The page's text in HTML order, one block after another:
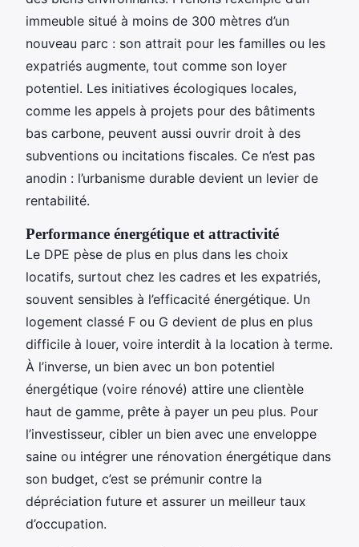
immeuble situé à moins de 300 mètres d’un
nouveau parc : son attrait pour les familles ou les
expatriés augmente, tout comme son loyer
potentiel. Les initiatives écologiques locales,
comme les appels à projets pour des bâtiments
bas carbone, peuvent aussi ouvrir droit à des
subventions ou incitations fiscales. Ce n’est pas
anodin : l’urbanisme durable devient un levier de
rentabilité.
Performance énergétique et attractivité
Le DPE pèse de plus en plus dans les choix
locatifs, surtout chez les cadres et les expatriés,
souvent sensibles à l’efficacité énergétique. Un
logement classé F ou G devient de plus en plus
difficile à louer, voire interdit à la location à terme.
À l’inverse, un bien avec un bon potentiel
énergétique (voire rénové) attire une clientèle
haut de gamme, prête à payer un peu plus. Pour
l’investisseur, cibler un bien avec une enveloppe
saine ou intégrer une rénovation énergétique dans
son budget, c’est se prémunir contre la
dépréciation future et assurer un meilleur taux
d’occupation.